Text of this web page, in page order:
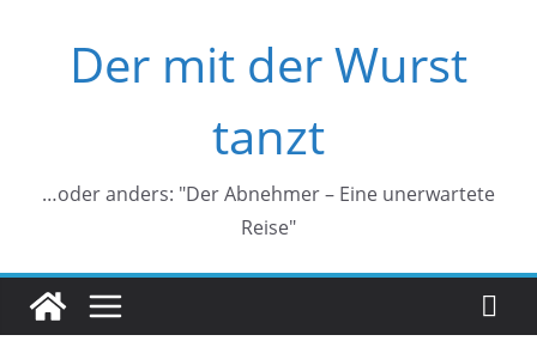
springenDer mit der Wurst
tanzt
…oder anders: "Der Abnehmer – Eine unerwartete
Reise"